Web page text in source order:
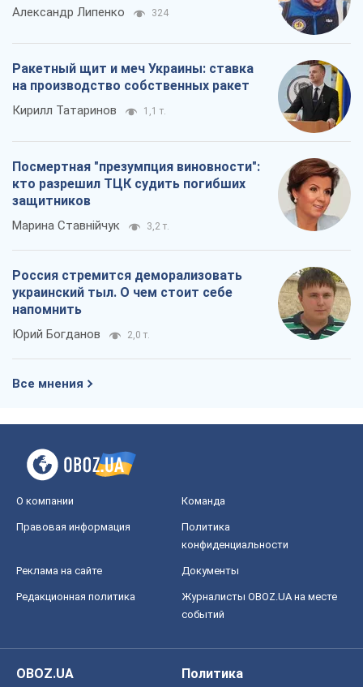
Александр Липенко 324
Ракетный щит и меч Украины: ставка
на производство собственных ракет
Кирилл Татаринов 1,1 т.
Посмертная "презумпция виновности":
кто разрешил ТЦК судить погибших
защитников
Марина Ставнійчук 3,2 т.
Россия стремится деморализовать
украинский тыл. О чем стоит себе
напомнить
Юрий Богданов 2,0 т.
Все мнения
О компании Команда
Правовая информация
Политика
конфиденциальности
Реклама на сайте Документы
Редакционная политика
Журналисты OBOZ.UA на месте
событий
OBOZ.UA
Политика